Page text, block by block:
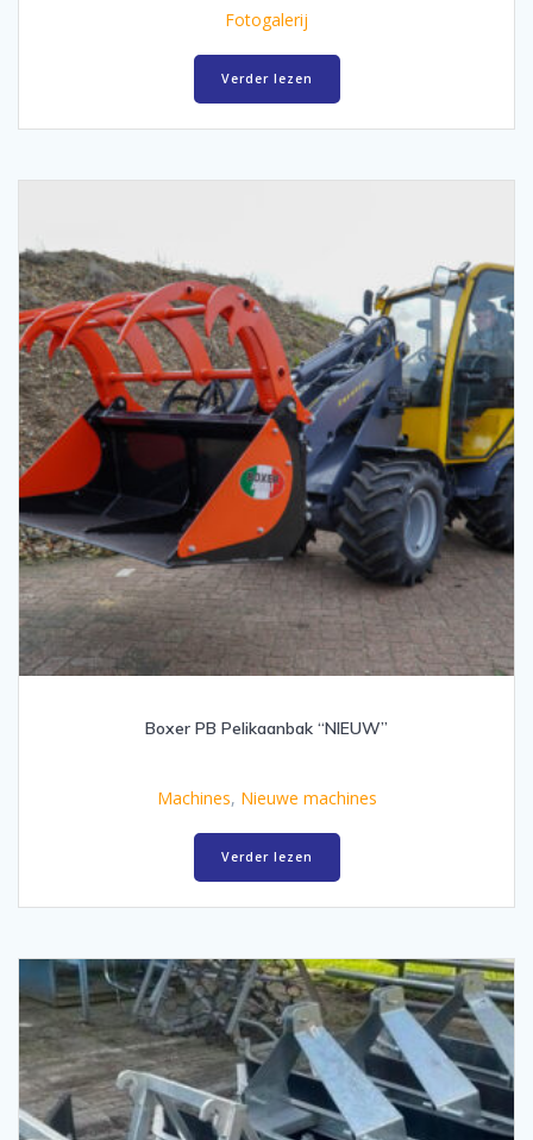
Fotogalerij
Verder lezen
Boxer PB Pelikaanbak “NIEUW”
Machines, Nieuwe machines
Verder lezen